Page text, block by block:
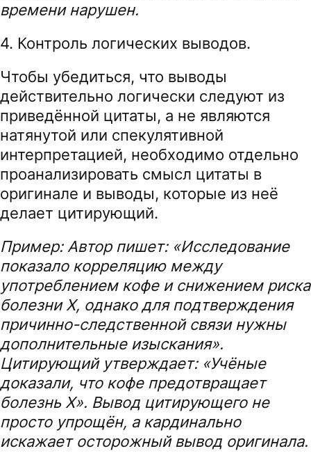
времени нарушен.
4. Контроль логических выводов.
Чтобы убедиться, что выводы
действительно логически следуют из
приведённой цитаты, а не являются
натянутой или спекулятивной
интерпретацией, необходимо отдельно
проанализировать смысл цитаты в
оригинале и выводы, которые из неё
делает цитирующий.
Пример: Автор пишет: «Исследование
показало корреляцию между
употреблением кофе и снижением риска
болезни X, однако для подтверждения
причинно-следственной связи нужны
дополнительные изыскания».
Цитирующий утверждает: «Учёные
доказали, что кофе предотвращает
болезнь X». Вывод цитирующего не
просто упрощён, а кардинально
искажает осторожный вывод оригинала.